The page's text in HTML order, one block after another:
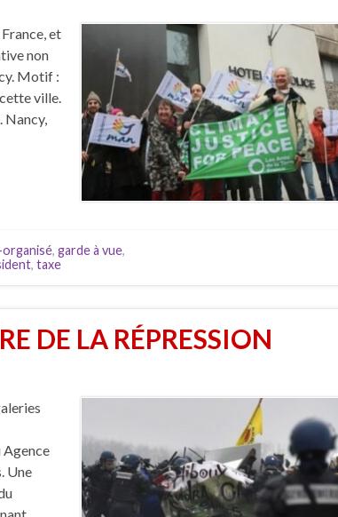
et
non
Motif :
ville.
Nancy,
, garde à vue,
, taxe
DE LA RÉPRESSION
Agence
Une